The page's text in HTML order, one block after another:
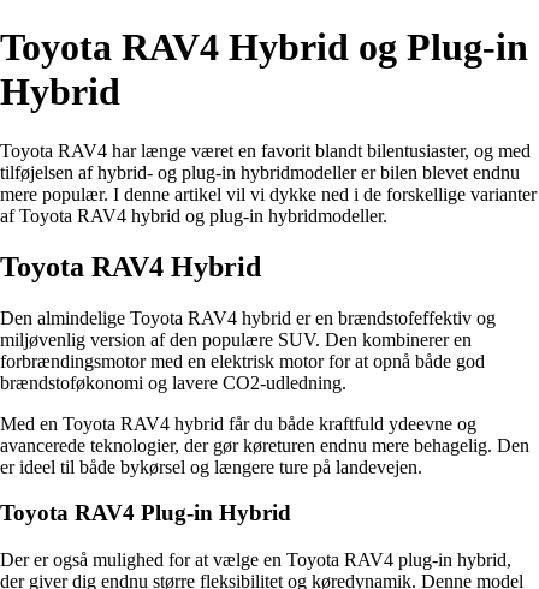
Toyota RAV4 Hybrid og Plug-in
Hybrid
Toyota RAV4 har længe været en favorit blandt bilentusiaster, og med
tilføjelsen af hybrid- og plug-in hybridmodeller er bilen blevet endnu
mere populær. I denne artikel vil vi dykke ned i de forskellige varianter
af Toyota RAV4 hybrid og plug-in hybridmodeller.
Toyota RAV4 Hybrid
Den almindelige Toyota RAV4 hybrid er en brændstofeffektiv og
miljøvenlig version af den populære SUV. Den kombinerer en
forbrændingsmotor med en elektrisk motor for at opnå både god
brændstoføkonomi og lavere CO2-udledning.
Med en Toyota RAV4 hybrid får du både kraftfuld ydeevne og
avancerede teknologier, der gør køreturen endnu mere behagelig. Den
er ideel til både bykørsel og længere ture på landevejen.
Toyota RAV4 Plug-in Hybrid
Der er også mulighed for at vælge en Toyota RAV4 plug-in hybrid,
der giver dig endnu større fleksibilitet og køredynamik. Denne model